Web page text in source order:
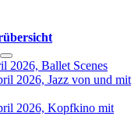
2026, Ballet Scenes
2026, Jazz von und mit
2026, Kopfkino mit